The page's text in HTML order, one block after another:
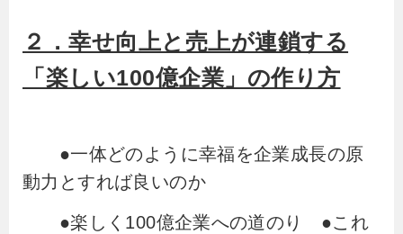
２．幸せ向上と売上が連鎖する
「楽しい100億企業」の作り方
●一体どのように幸福を企業成長の原
動力とすれば良いのか
●楽しく100億企業への道のり ●これ